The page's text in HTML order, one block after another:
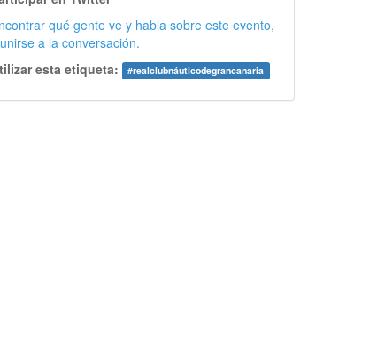
qué gente ve y habla sobre este evento,
a la conversación.
esta etiqueta:
#realclubnáuticodegrancanaria